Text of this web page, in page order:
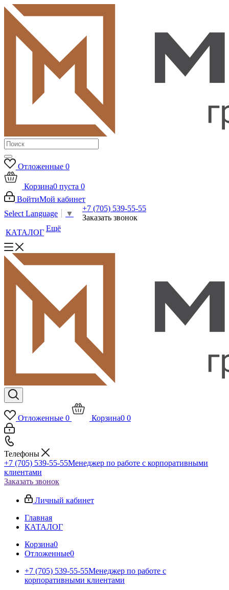
Отложенные 0
Корзина0 пуста 0
ВойтиМой кабинет
Select Language
▼
+7 (705) 539-55-55
Заказать звонок
КАТАЛОГ Ещё
Отложенные 0 Корзина0 0
Телефоны
+7 (705) 539-55-55Менеджер по работе с корпоративными
клиентами
Заказать звонок
Личный кабинет
Главная
КАТАЛОГ
Корзина0
Отложенные0
+7 (705) 539-55-55Менеджер по работе с
корпоративными клиентами